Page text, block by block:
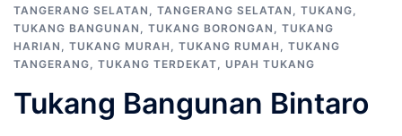
TANGERANG SELATAN , TANGERANG SELATAN , TUKANG,
TUKANG BANGUNAN , TUKANG BORONGAN , TUKANG
HARIAN , TUKANG MURAH , TUKANG RUMAH , TUKANG
TANGERANG, TUKANG TERDEKAT, UPAH TUKANG
Tukang Bangunan Bintaro